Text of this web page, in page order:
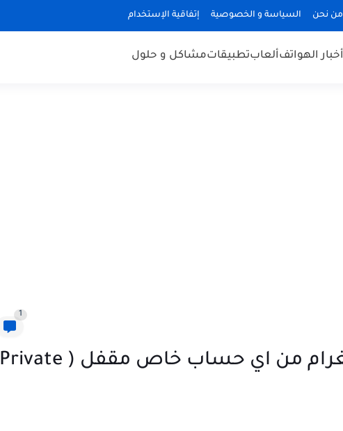
من نحن السياسة و الخصوصية إتفاقية الإستخدام
أخبار الهواتفألعابتطبيقاتمشاكل و حلول
1
كيفية عرض صور الانستغرام من اي حساب خاص مقفل ( Private